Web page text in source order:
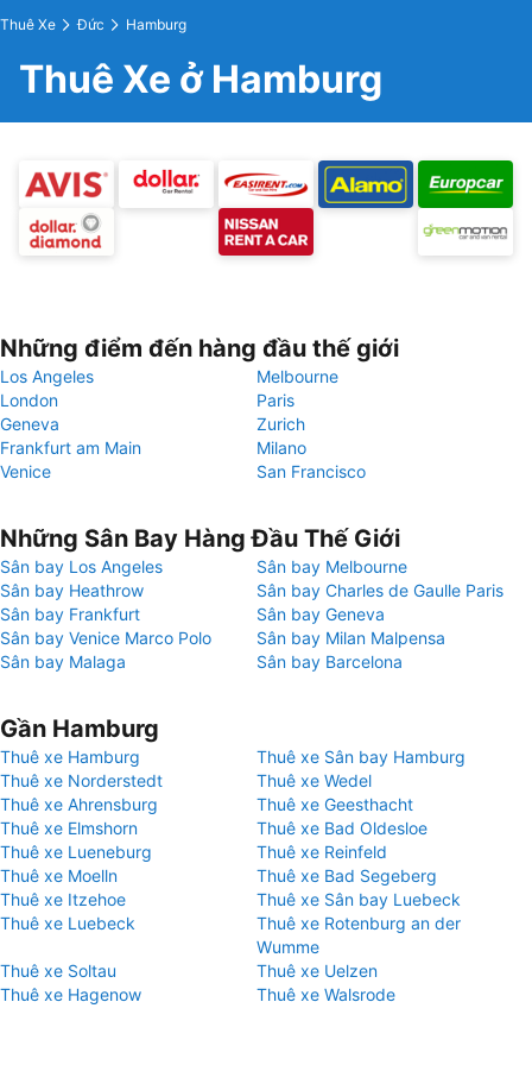
Thuê Xe Đức Hamburg
Thuê Xe ở Hamburg
Những điểm đến hàng đầu thế giới
Los Angeles
Melbourne
London
Paris
Geneva
Zurich
Frankfurt am Main
Milano
Venice
San Francisco
Những Sân Bay Hàng Đầu Thế Giới
Sân bay Los Angeles
Sân bay Melbourne
Sân bay Heathrow
Sân bay Charles de Gaulle Paris
Sân bay Frankfurt
Sân bay Geneva
Sân bay Venice Marco Polo
Sân bay Milan Malpensa
Sân bay Malaga
Sân bay Barcelona
Gần Hamburg
Thuê xe Hamburg
Thuê xe Sân bay Hamburg
Thuê xe Norderstedt
Thuê xe Wedel
Thuê xe Ahrensburg
Thuê xe Geesthacht
Thuê xe Elmshorn
Thuê xe Bad Oldesloe
Thuê xe Lueneburg
Thuê xe Reinfeld
Thuê xe Moelln
Thuê xe Bad Segeberg
Thuê xe Itzehoe
Thuê xe Sân bay Luebeck
Thuê xe Luebeck
Thuê xe Rotenburg an der
Wumme
Thuê xe Soltau
Thuê xe Uelzen
Thuê xe Hagenow
Thuê xe Walsrode